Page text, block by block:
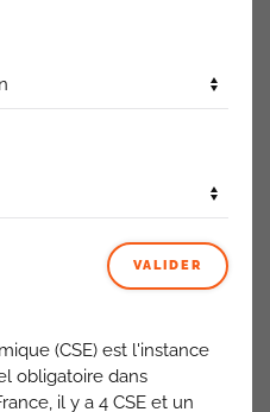
de gestion des risques et de
dirigeantes.
VALIDER
(CSE) est l'instance
obligatoire dans
il y a 4 CSE et un